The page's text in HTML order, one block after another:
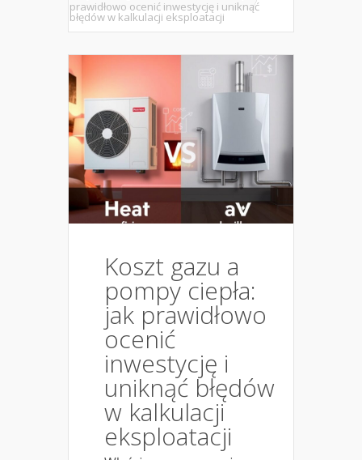
prawidłowo ocenić inwestycję i uniknąć
błędów w kalkulacji eksploatacji
Koszt gazu a
pompy ciepła:
jak prawidłowo
ocenić
inwestycję i
uniknąć błędów
w kalkulacji
eksploatacji